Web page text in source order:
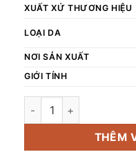
XUẤT XỨ THƯƠNG HIỆU
LOẠI DA
NƠI SẢN XUẤT
GIỚI TÍNH
Mặt nạ thạch
THÊM